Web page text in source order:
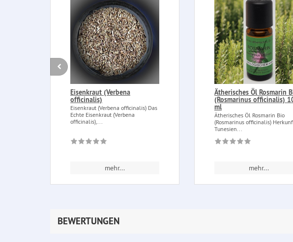
Eisenkraut (Verbena
officinalis)
Eisenkraut (Verbena officinalis) Das
Echte Eisenkraut (Verbena
officinalis),...
mehr...
Ätherisches Öl Rosmarin
(Rosmarinus officinalis)
ml
Ätherisches Öl Rosmarin Bio
(Rosmarinus officinalis)
Tunesien...
mehr...
BEWERTUNGEN